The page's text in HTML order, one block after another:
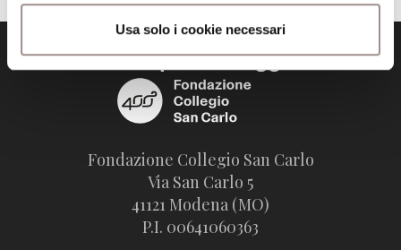
Usa solo i cookie necessari
Fondazione Collegio San Carlo
Via San Carlo 5
41121 Modena (MO)
P.I. 00641060363